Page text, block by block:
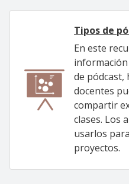
Tipos de
En este
de pódcast,
docentes
compartir
clases. Los
usarlos
proyectos.